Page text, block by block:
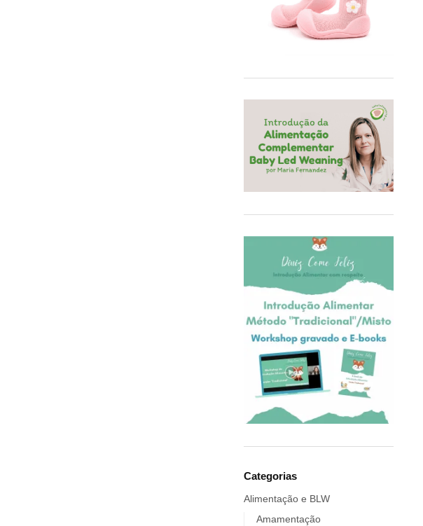
Bodywear Beeren
BOHOPANNA
Carl Oscar®
Cayro
Chilly's
COQ6GRUE
Cra-Z-Art
Crealign
Cubbies
Delphin
Delta Children
DoddleBags
Doidy Cup®
EBULOBO
ECO Brotbox
eco rascals
Eigenart
El Saquitos de la Salud
Elobra KIDS
Categorias
Alimentação e BLW
Amamentação